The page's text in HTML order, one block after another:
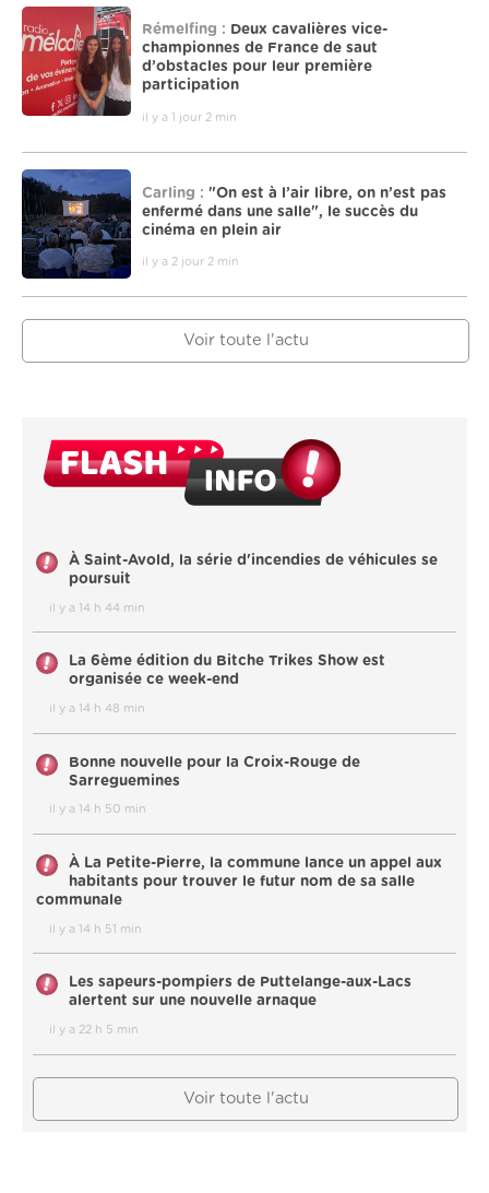
Rémelfing : Deux cavalières vice-
championnes de France de saut
d’obstacles pour leur première
participation
il y a 1 jour 2 min
Carling : "On est à l’air libre, on n’est pas
enfermé dans une salle", le succès du
cinéma en plein air
il y a 2 jour 2 min
Voir toute l'actu
À Saint-Avold, la série d'incendies de véhicules se
poursuit
il y a 14 h 44 min
La 6ème édition du Bitche Trikes Show est
organisée ce week-end
il y a 14 h 48 min
Bonne nouvelle pour la Croix-Rouge de
Sarreguemines
il y a 14 h 50 min
À La Petite-Pierre, la commune lance un appel aux
habitants pour trouver le futur nom de sa salle
communale
il y a 14 h 51 min
Les sapeurs-pompiers de Puttelange-aux-Lacs
alertent sur une nouvelle arnaque
il y a 22 h 5 min
Voir toute l'actu